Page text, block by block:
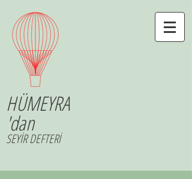
HÜMEYRA
'dan
SEYİR DEFTERİ